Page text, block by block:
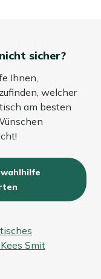
sicher?
Ihnen,
welcher
am besten
Smit